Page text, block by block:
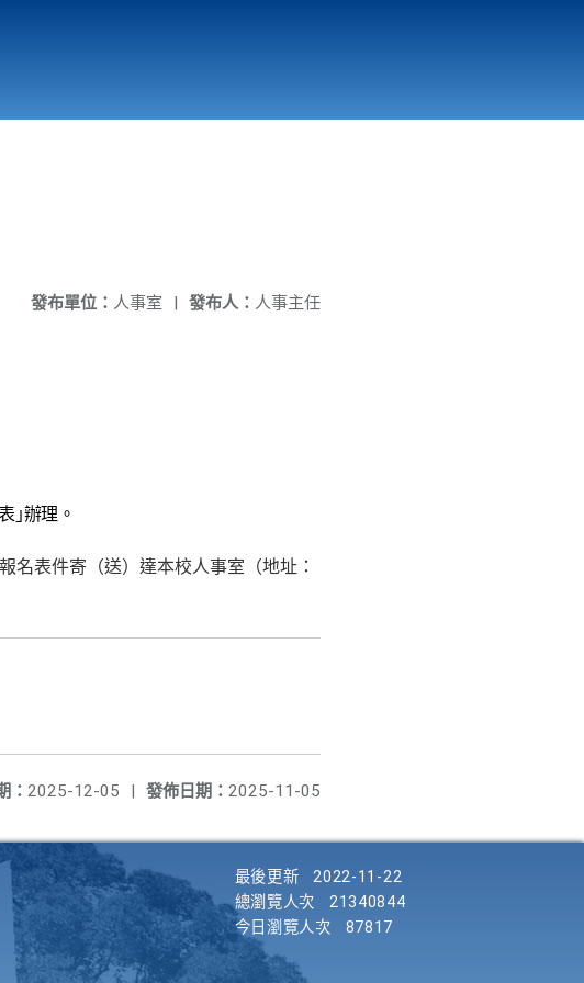
發布人： 人事主任
發布單位： 人事室 |
｣辦理。
名表件寄（送）達本校人事室（地址：
發佈日期： 2025-11-05
： 2025-12-05 |
最後更新
2022-11-22
總瀏覽人次
21340844
今日瀏覽人次
87817